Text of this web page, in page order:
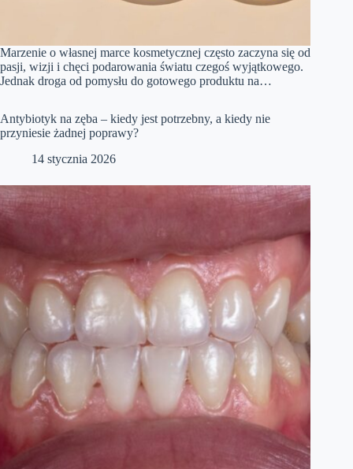
Marzenie o własnej marce kosmetycznej często zaczyna się od
pasji, wizji i chęci podarowania światu czegoś wyjątkowego.
Jednak droga od pomysłu do gotowego produktu na…
Antybiotyk na zęba – kiedy jest potrzebny, a kiedy nie
przyniesie żadnej poprawy?
14 stycznia 2026